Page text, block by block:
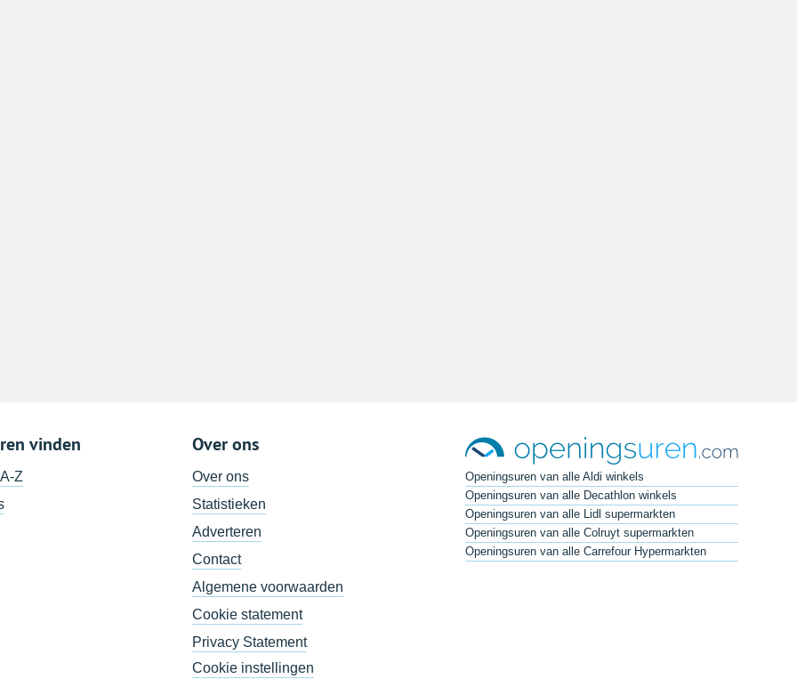
vinden
Z
Over ons
Over ons
Statistieken
Adverteren
Contact
Algemene voorwaarden
Cookie statement
Privacy Statement
Cookie instellingen
Openingsuren van alle Aldi winkels
Openingsuren van alle Decathlon winkels
Openingsuren van alle Lidl supermarkten
Openingsuren van alle Colruyt supermarkten
Openingsuren van alle Carrefour Hypermarkten